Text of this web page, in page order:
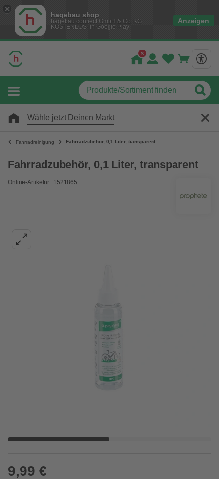
hagebau shop
hagebau connect GmbH & Co. KG
KOSTENLOS- In Google Play
Anzeigen
Wähle jetzt Deinen Markt
Fahrradreinigung Fahrradzubehör, 0,1 Liter, transparent
Fahrradzubehör, 0,1 Liter, transparent
Online-Artikelnr.: 1521865
9,99 €